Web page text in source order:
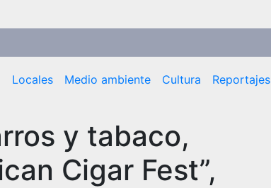
Locales Medio ambiente Cultura Reportajes
y tabaco,
Cigar Fest”,